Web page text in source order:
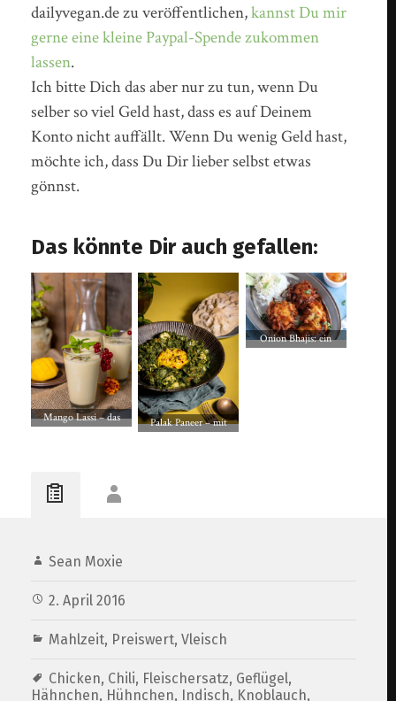
dailyvegan.de zu veröffentlichen,kannst Du mir
gerne eine kleine Paypal-Spende zukommen
lassen.
Ich bitte Dich das aber nur zu tun, wenn Du
selber so viel Geld hast, dass es auf Deinem
Konto nicht auffällt. Wenn Du wenig Geld hast,
möchte ich, dass Du Dir lieber selbst etwas
gönnst.
Das könnte Dir auch gefallen:
Mango Lassi – das
Palak Paneer – mit
Onion Bhajis: ein
Sean Moxie
2. April 2016
Mahlzeit, Preiswert,Vleisch
Chicken, Chili, Fleischersatz, Geflügel,
Hähnchen, Hühnchen, Indisch, Knoblauch,